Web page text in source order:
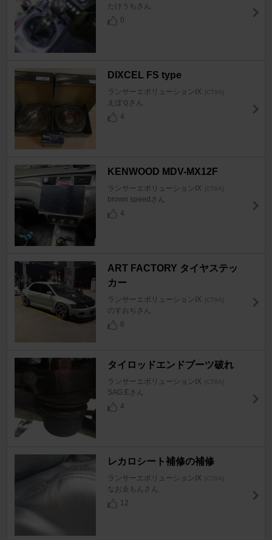
たけうちさん
0
DIXCEL FS type
ランサーエボリューションIX [CT9A]
えぼＱさん
4
KENWOOD MDV-MX12F
ランサーエボリューションIX [CT9A]
brown speedさん
4
ART FACTORY タイヤステッ
カー
ランサーエボリューションIX [CT9A]
のすおぢさん
6
タイロッドエンドブーツ破れ
ランサーエボリューションIX [CT9A]
SAG.Eさん
4
レカロシート補修の補修
ランサーエボリューションIX [CT9A]
なおゑもんさん
12